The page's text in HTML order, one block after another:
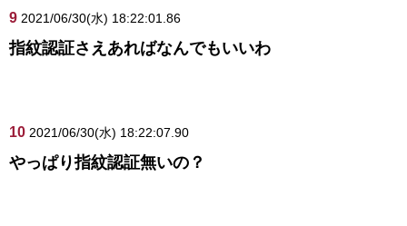
9 2021/06/30(水) 18:22:01.86
指紋認証さえあればなんでもいいわ
10 2021/06/30(水) 18:22:07.90
やっぱり指紋認証無いの？